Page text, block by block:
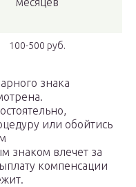
100-500 руб.
знака
или обойтись
знаком влечет за
компенсации